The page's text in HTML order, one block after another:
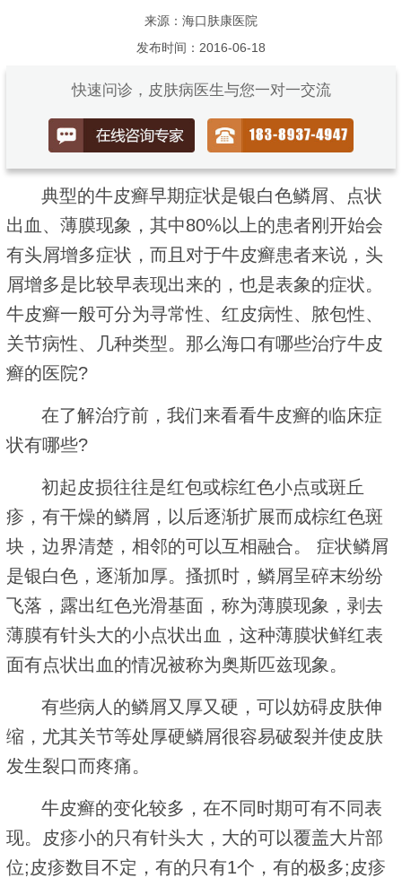
来源：海口肤康医院
发布时间：2016-06-18
快速问诊，皮肤病医生与您一对一交流
典型的牛皮癣早期症状是银白色鳞屑、点状
出血、薄膜现象，其中80%以上的患者刚开始会
有头屑增多症状，而且对于牛皮癣患者来说，头
屑增多是比较早表现出来的，也是表象的症状。
牛皮癣一般可分为寻常性、红皮病性、脓包性、
关节病性、几种类型。那么海口有哪些治疗牛皮
癣的医院?
在了解治疗前，我们来看看牛皮癣的临床症
状有哪些?
初起皮损往往是红包或棕红色小点或斑丘
疹，有干燥的鳞屑，以后逐渐扩展而成棕红色斑
块，边界清楚，相邻的可以互相融合。 症状鳞屑
是银白色，逐渐加厚。搔抓时，鳞屑呈碎末纷纷
飞落，露出红色光滑基面，称为薄膜现象，剥去
薄膜有针头大的小点状出血，这种薄膜状鲜红表
面有点状出血的情况被称为奥斯匹兹现象。
有些病人的鳞屑又厚又硬，可以妨碍皮肤伸
缩，尤其关节等处厚硬鳞屑很容易破裂并使皮肤
发生裂口而疼痛。
牛皮癣的变化较多，在不同时期可有不同表
现。皮疹小的只有针头大，大的可以覆盖大片部
位;皮疹数目不定，有的只有1个，有的极多;皮疹